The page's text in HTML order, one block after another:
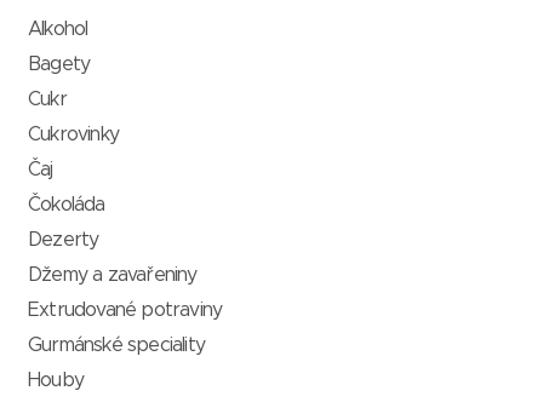
Alkohol
Bagety
Cukr
Cukrovinky
Čaj
Čokoláda
Dezerty
Džemy a zavařeniny
Extrudované potraviny
Gurmánské speciality
Houby